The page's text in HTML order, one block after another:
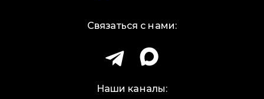
Связаться с нами:
Наши каналы: